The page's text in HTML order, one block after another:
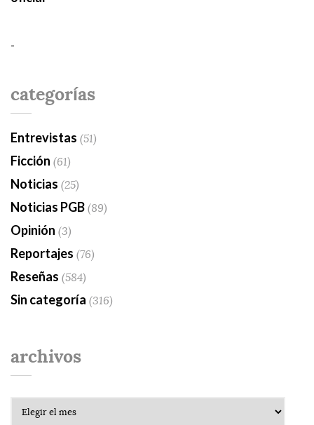
-
categorías
Entrevistas (51)
Ficción (61)
Noticias (25)
Noticias PGB(89)
Opinión (3)
Reportajes (76)
Reseñas (584)
Sin categoría (316)
archivos